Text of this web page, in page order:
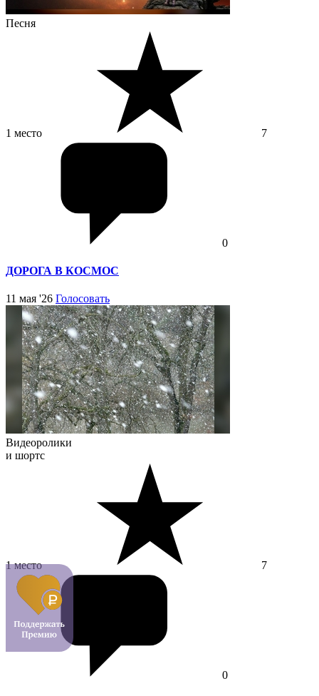
Песня
1 место 7
0
ДОРОГА В КОСМОС
11 мая '26 Голосовать
Видеоролики
и шортс
1 место 7
0